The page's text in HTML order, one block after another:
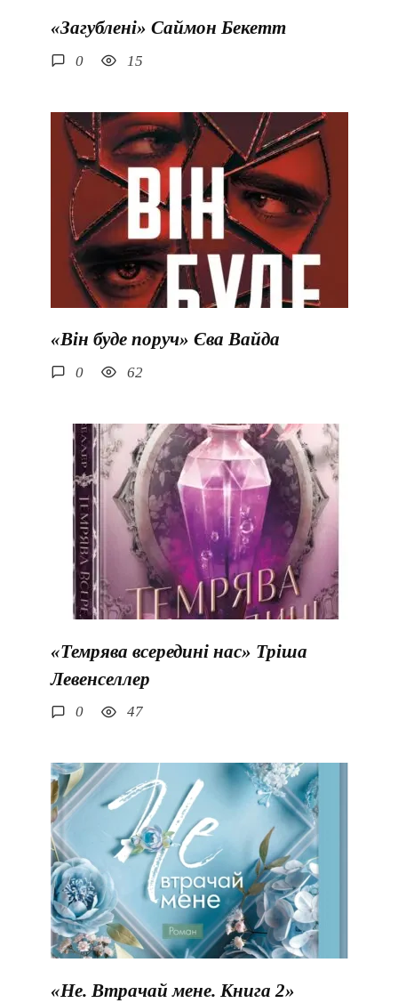
«Загублені» Саймон Бекетт
0 15
«Він буде поруч» Єва Вайда
0 62
«Темрява всередині нас» Тріша
Левенселлер
0 47
«Не. Втрачай мене. Книга 2»